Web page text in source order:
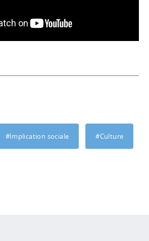
#Implication sociale #Culture